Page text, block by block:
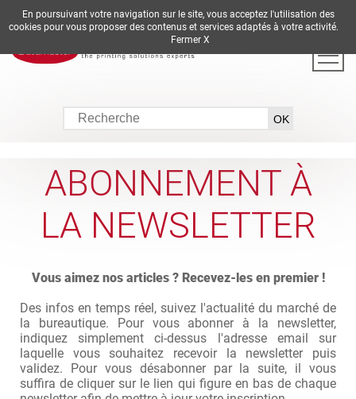
DE EN ES FR IT
ABONNEMENT À
LA NEWSLETTER
Vous aimez nos articles ? Recevez-les en premier !
Des infos en temps réel, suivez l'actualité du marché de
la bureautique. Pour vous abonner à la newsletter,
indiquez simplement ci-dessus l'adresse email sur
laquelle vous souhaitez recevoir la newsletter puis
validez. Pour vous désabonner par la suite, il vous
suffira de cliquer sur le lien qui figure en bas de chaque
En poursuivant votre navigation sur le site, vous acceptez l'utilisation des
cookies pour vous proposer des contenus et services adaptés à votre activité.
Fermer X